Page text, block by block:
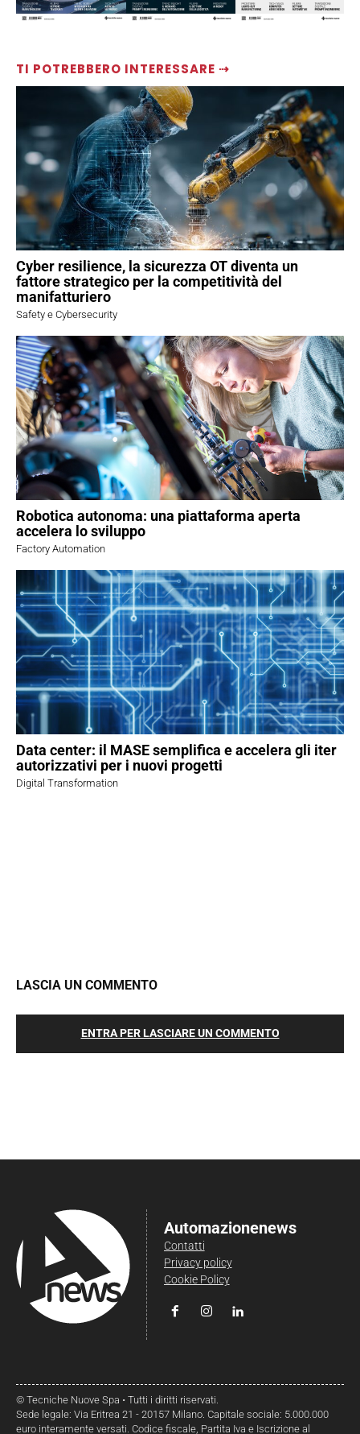
TI POTREBBERO INTERESSARE ⇢
Cyber resilience, la sicurezza OT diventa un
fattore strategico per la competitività del
manifatturiero
Safety e Cybersecurity
Robotica autonoma: una piattaforma aperta
accelera lo sviluppo
Factory Automation
Data center: il MASE semplifica e accelera gli iter
autorizzativi per i nuovi progetti
Digital Transformation
LASCIA UN COMMENTO
ENTRA PER LASCIARE UN COMMENTO
Automazionenews
Contatti
Privacy policy
Cookie Policy
© Tecniche Nuove Spa • Tutti i diritti riservati.
Sede legale: Via Eritrea 21 - 20157 Milano. Capitale sociale: 5.000.000
euro interamente versati. Codice fiscale, Partita Iva e Iscrizione al